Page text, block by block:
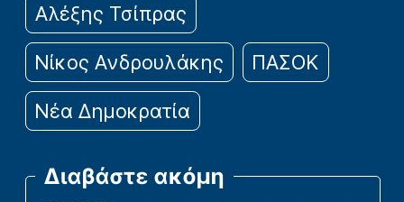
Αλέξης Τσίπρας
Νίκος Ανδρουλάκης ΠΑΣΟΚ
Νέα Δημοκρατία
Διαβάστε ακόμη